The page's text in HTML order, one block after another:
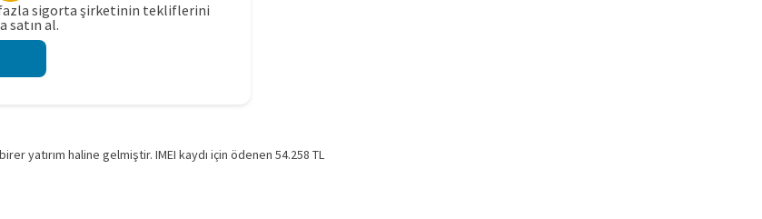
fazla sigorta şirketinin tekliflerini
satın al.
yatırım haline gelmiştir. IMEI kaydı için ödenen 54.258 TL